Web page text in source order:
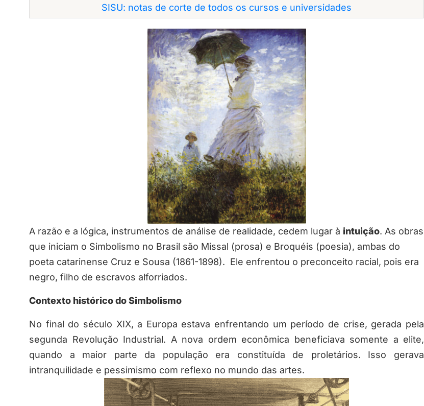
SISU: notas de corte de todos os cursos e universidades
A razão e a lógica, instrumentos de análise de realidade, cedem lugar à intuição. As obras
que iniciam o Simbolismo no Brasil são Missal (prosa) e Broquéis (poesia), ambas do
poeta catarinense Cruz e Sousa (1861-1898). Ele enfrentou o preconceito racial, pois era
negro, filho de escravos alforriados.
Contexto histórico do Simbolismo
No final do século XIX, a Europa estava enfrentando um período de crise, gerada pela
segunda Revolução Industrial. A nova ordem econômica beneficiava somente a elite,
quando a maior parte da população era constituída de proletários. Isso gerava
intranquilidade e pessimismo com reflexo no mundo das artes.